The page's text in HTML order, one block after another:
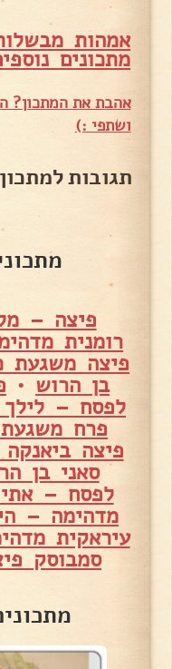
אמהות
מתכונים
אהבת את המתכון?
ושתפי :)
תגובות
פיצה –
רומנית
פיצה משגעת
בן הרוש •
לפסח – לילך
פרח
פיצה
סאני בן
לפסח –
מדהימה –
עיראקית
סמבוסק